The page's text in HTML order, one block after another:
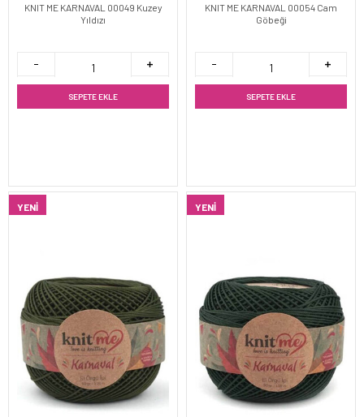
KNIT ME KARNAVAL 00049 Kuzey
Yıldızı
SEPETE EKLE
KNIT ME KARNAVAL 00054 Cam
Göbeği
SEPETE EKLE
YENI YENI